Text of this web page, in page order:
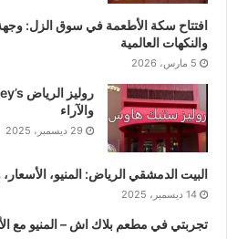
افتتاح سكة الأطعمة في سوق الزل:
والنكهات العالمية
5 مارس، 2026
والآراء
29 ديسمبر، 2025
البيت الدمشقي الرياض: المنيو، الأسعار،
14 ديسمبر، 2025
تجربتي في مطعم بلاك اش – المنيو مع